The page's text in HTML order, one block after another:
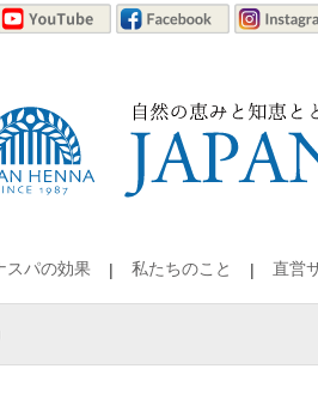
スパの効果 私たちのこと 直営